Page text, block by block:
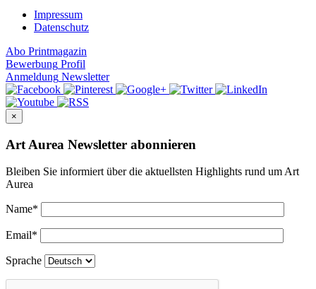
Impressum
Datenschutz
Abo Printmagazin
Bewerbung Profil
Anmeldung Newsletter
×
Art Aurea Newsletter abonnieren
Bleiben Sie informiert über die aktuellsten Highlights rund um Art
Aurea
Name*
Email*
Sprache